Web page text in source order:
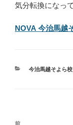
気分転換になっ
NOVA 今治馬越
カ
今治馬越そよら校
投
前